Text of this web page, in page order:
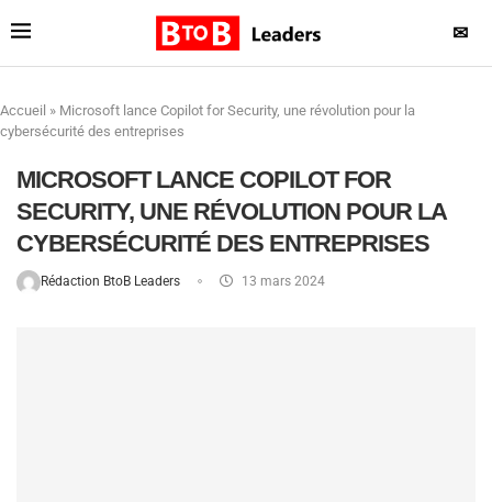
✉
Accueil » Microsoft lance Copilot for Security, une révolution pour la
cybersécurité des entreprises
MICROSOFT LANCE COPILOT FOR
SECURITY, UNE RÉVOLUTION POUR LA
CYBERSÉCURITÉ DES ENTREPRISES
Rédaction BtoB Leaders 13 mars 2024